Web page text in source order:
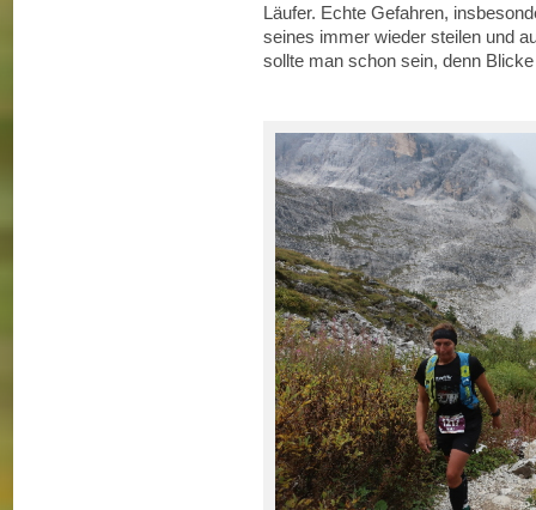
Läufer. Echte Gefahren,
seines immer wieder steilen und
sollte man schon sein, denn